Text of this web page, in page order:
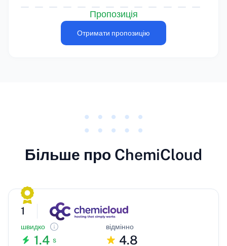
Пропозиція
Отримати пропозицію
Більше про ChemiCloud
1
швидко
1.4 s
відмінно
4.8